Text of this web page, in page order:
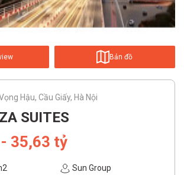
Bản đồ
Hậu, Cầu Giấy, Hà Nội
SUITES
35,63 tỷ
Sun Group